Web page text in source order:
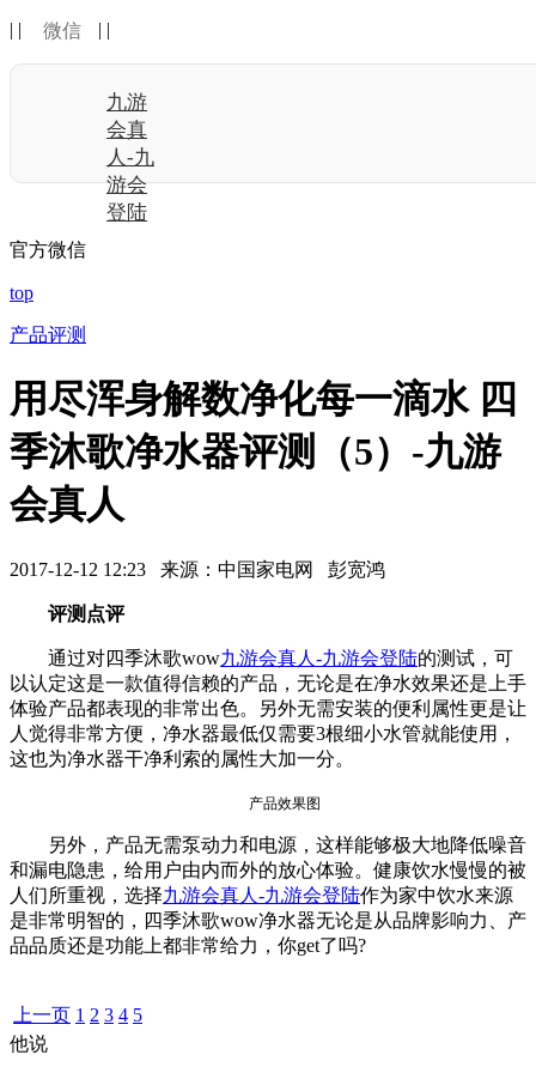
| | 微信 | |
九游
会真
人-九
游会
登陆
官方微信
top
产品评测
用尽浑身解数净化每一滴水 四
季沐歌净水器评测（5）-九游
会真人
2017-12-12 12:23 来源：中国家电网 彭宽鸿
评测点评
通过对四季沐歌wow九游会真人-九游会登陆的测试，可
以认定这是一款值得信赖的产品，无论是在净水效果还是上手
体验产品都表现的非常出色。另外无需安装的便利属性更是让
人觉得非常方便，净水器最低仅需要3根细小水管就能使用，
这也为净水器干净利索的属性大加一分。
产品效果图
另外，产品无需泵动力和电源，这样能够极大地降低噪音
和漏电隐患，给用户由内而外的放心体验。健康饮水慢慢的被
人们所重视，选择九游会真人-九游会登陆作为家中饮水来源
是非常明智的，四季沐歌wow净水器无论是从品牌影响力、产
品品质还是功能上都非常给力，你get了吗?
上一页 1 2 3 4 5
他说